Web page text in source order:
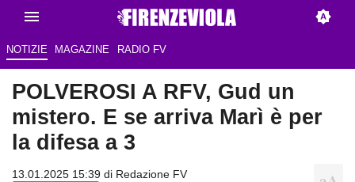
NOTIZIE MAGAZINE RADIO FV
POLVEROSI A RFV, Gud un
mistero. E se arriva Marì è per
la difesa a 3
13.01.2025 15:39 di Redazione FV